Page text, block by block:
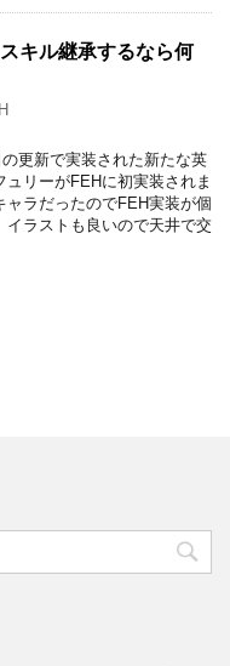
キル継承するなら何
更新で実装された新たな英
リーがFEHに初実装されま
ャラだったのでFEH実装が個
イラストも良いので天井で交